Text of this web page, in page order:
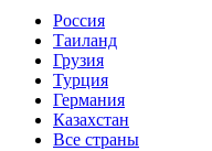
Россия
Таиланд
Грузия
Турция
Германия
Казахстан
Все страны